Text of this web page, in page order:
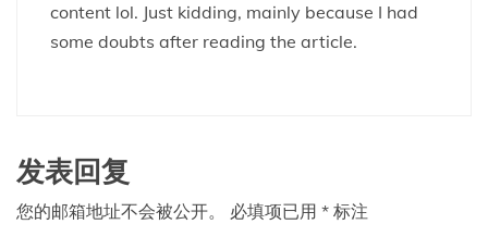
content lol. Just kidding, mainly because I had
some doubts after reading the article.
发表回复
您的邮箱地址不会被公开。 必填项已用 * 标注